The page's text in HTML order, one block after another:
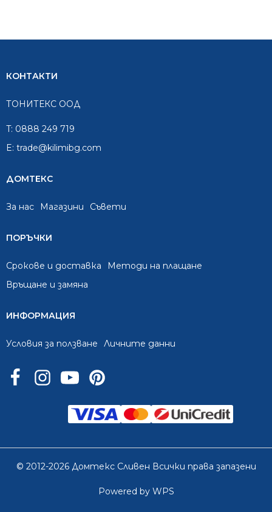
КОНТАКТИ
ТОНИТЕКС ООД
T: 0888 249 719
E: trade@kilimibg.com
ДОМТЕКС
За нас Mагазини Съвети
ПОРЪЧКИ
Срокове и доставка
Методи на плащане
Връщане и замяна
ИНФОРМАЦИЯ
Условия за ползване Личните данни
© 2012-2026 Домтекс Сливен Всички права запазени
Powered by WPS